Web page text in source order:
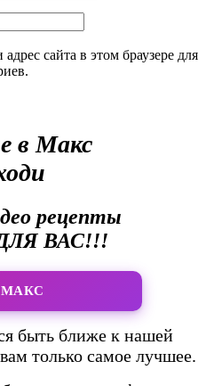
сайта в этом браузере для
в Макс
рецепты
ВАС!!!
МАКС
быть ближе к нашей
только самое лучшее.